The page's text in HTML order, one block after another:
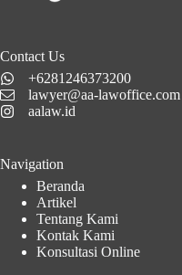
Contact Us
+6281246373200
lawyer@aa-lawoffice.com
aalaw.id
Navigation
Beranda
Artikel
Tentang Kami
Kontak Kami
Konsultasi Online